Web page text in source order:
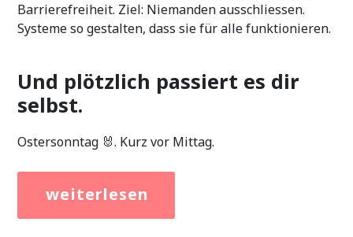
Barrierefreiheit. Ziel: Niemanden ausschliessen.
Systeme so gestalten, dass sie für alle funktionieren.
Und plötzlich passiert es dir
selbst.
Ostersonntag 🐰. Kurz vor Mittag.
[Read
Barrierefreiheit